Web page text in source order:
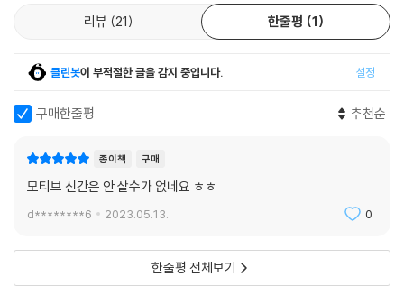
리뷰 21 한줄평 1
클린봇이 부적절한 글을 감지 중입니다. 설정
구매한줄평 추천순
종이책 구매
모티브 신간은 안 살수가 없네요 ㅎㅎ
d********6 2023.05.13. 0
한줄평 전체보기